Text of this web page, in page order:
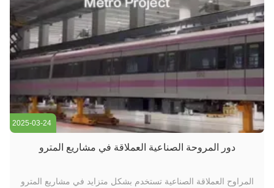
2025-03-24
دور المروحة الصناعية العملاقة في مشاريع المترو
المراوح العملاقة الصناعية تستخدم بشكل متزايد في مشاريع المترو